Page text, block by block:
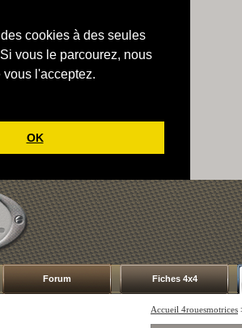
cookies à des seules
vous le parcourez, nous
l'acceptez.
OK
Forum Fiches 4x4
Accueil 4rouesmotrices